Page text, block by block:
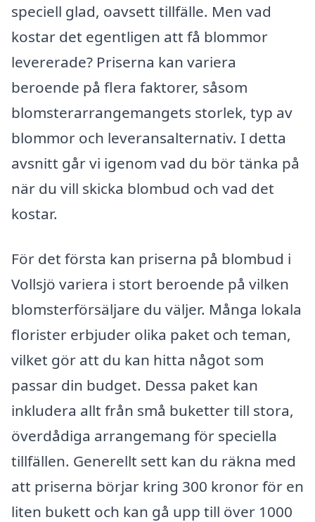
speciell glad, oavsett tillfälle. Men vad
kostar det egentligen att få blommor
levererade? Priserna kan variera
beroende på flera faktorer, såsom
blomsterarrangemangets storlek, typ av
blommor och leveransalternativ. I detta
avsnitt går vi igenom vad du bör tänka på
när du vill skicka blombud och vad det
kostar.
För det första kan priserna på blombud i
Vollsjö variera i stort beroende på vilken
blomsterförsäljare du väljer. Många lokala
florister erbjuder olika paket och teman,
vilket gör att du kan hitta något som
passar din budget. Dessa paket kan
inkludera allt från små buketter till stora,
överdådiga arrangemang för speciella
tillfällen. Generellt sett kan du räkna med
att priserna börjar kring 300 kronor för en
liten bukett och kan gå upp till över 1000